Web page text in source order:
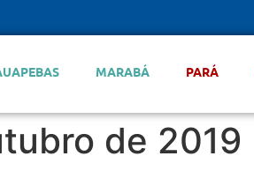
MARABÁ PARÁ
de 2019